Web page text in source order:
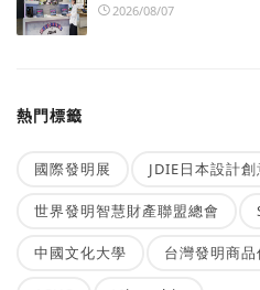
2026/08/07
熱門標籤
國際發明展 JDIE日本設計
世界發明智慧財產聯盟總會
中國文化大學 台灣發明商